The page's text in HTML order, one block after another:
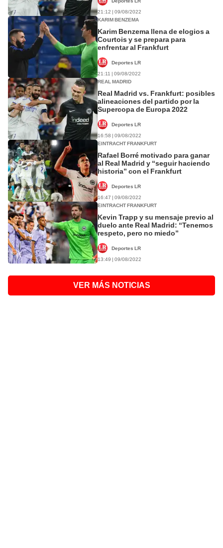
21:12 | 09/08/2022
KARIM BENZEMA
Karim Benzema llena de elogios a
Courtois y se prepara para
enfrentar al Frankfurt
Deportes LR
21:11 | 09/08/2022
REAL MADRID
Real Madrid vs. Frankfurt: posibles
alineaciones del partido por la
Supercopa de Europa 2022
Deportes LR
16:58 | 09/08/2022
EINTRACHT FRANKFURT
Rafael Borré motivado para ganar
al Real Madrid y “seguir haciendo
historia” con el Frankfurt
Deportes LR
16:47 | 09/08/2022
EINTRACHT FRANKFURT
Kevin Trapp y su mensaje previo al
duelo ante Real Madrid: “Tenemos
respeto, pero no miedo”
Deportes LR
13:49 | 09/08/2022
VER MÁS NOTICIAS